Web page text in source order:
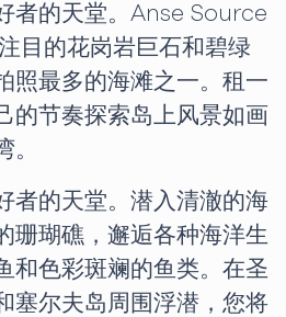
者的天堂。Anse Source
目的花岗岩巨石和碧绿
照最多的海滩之一。租一
的节奏探索岛上风景如画
。
者的天堂。潜入清澈的海
珊瑚礁，邂逅各种海洋生
和色彩斑斓的鱼类。在圣
塞尔夫岛周围浮潜，您将